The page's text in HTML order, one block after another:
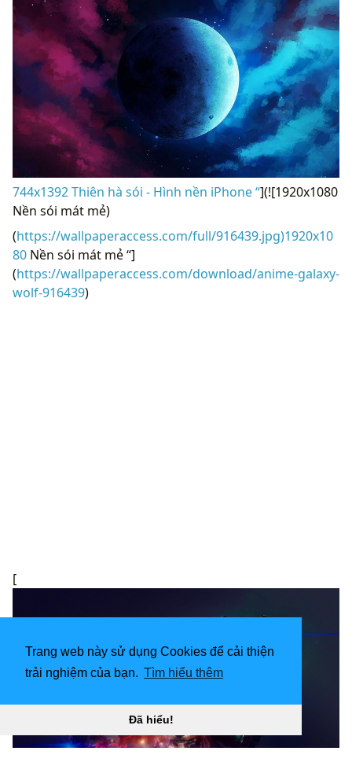
Trang web này sử dụng Cookies để cải thiện
trải nghiệm của bạn. Tìm hiểu thêm
Đã hiểu!
744x1392 Thiên hà sói - Hình nền iPhone “](![1920x1080
Nền sói mát mẻ)
(https://wallpaperaccess.com/full/916439.jpg)1920x10
80 Nền sói mát mẻ “]
(https://wallpaperaccess.com/download/anime-galaxy-
wolf-916439)
[